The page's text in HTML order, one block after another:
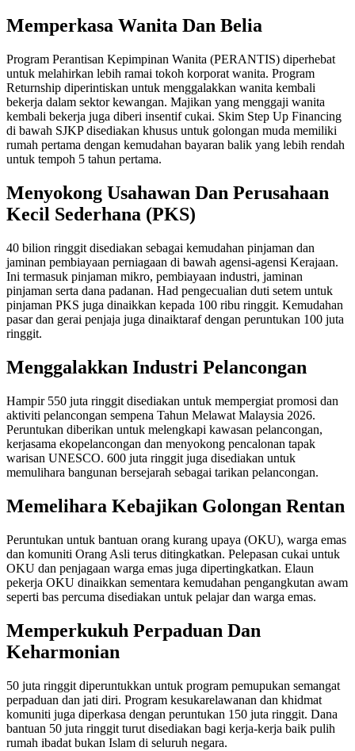
Memperkasa Wanita Dan Belia
Program Perantisan Kepimpinan Wanita (PERANTIS) diperhebat
untuk melahirkan lebih ramai tokoh korporat wanita. Program
Returnship diperintiskan untuk menggalakkan wanita kembali
bekerja dalam sektor kewangan. Majikan yang menggaji wanita
kembali bekerja juga diberi insentif cukai. Skim Step Up Financing
di bawah SJKP disediakan khusus untuk golongan muda memiliki
rumah pertama dengan kemudahan bayaran balik yang lebih rendah
untuk tempoh 5 tahun pertama.
Menyokong Usahawan Dan Perusahaan
Kecil Sederhana (PKS)
40 bilion ringgit disediakan sebagai kemudahan pinjaman dan
jaminan pembiayaan perniagaan di bawah agensi-agensi Kerajaan.
Ini termasuk pinjaman mikro, pembiayaan industri, jaminan
pinjaman serta dana padanan. Had pengecualian duti setem untuk
pinjaman PKS juga dinaikkan kepada 100 ribu ringgit. Kemudahan
pasar dan gerai penjaja juga dinaiktaraf dengan peruntukan 100 juta
ringgit.
Menggalakkan Industri Pelancongan
Hampir 550 juta ringgit disediakan untuk mempergiat promosi dan
aktiviti pelancongan sempena Tahun Melawat Malaysia 2026.
Peruntukan diberikan untuk melengkapi kawasan pelancongan,
kerjasama ekopelancongan dan menyokong pencalonan tapak
warisan UNESCO. 600 juta ringgit juga disediakan untuk
memulihara bangunan bersejarah sebagai tarikan pelancongan.
Memelihara Kebajikan Golongan Rentan
Peruntukan untuk bantuan orang kurang upaya (OKU), warga emas
dan komuniti Orang Asli terus ditingkatkan. Pelepasan cukai untuk
OKU dan penjagaan warga emas juga dipertingkatkan. Elaun
pekerja OKU dinaikkan sementara kemudahan pengangkutan awam
seperti bas percuma disediakan untuk pelajar dan warga emas.
Memperkukuh Perpaduan Dan
Keharmonian
50 juta ringgit diperuntukkan untuk program pemupukan semangat
perpaduan dan jati diri. Program kesukarelawanan dan khidmat
komuniti juga diperkasa dengan peruntukan 150 juta ringgit. Dana
bantuan 50 juta ringgit turut disediakan bagi kerja-kerja baik pulih
rumah ibadat bukan Islam di seluruh negara.